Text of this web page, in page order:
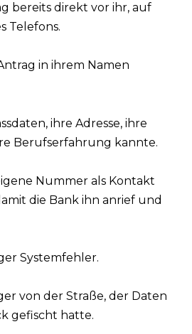
bereits direkt vor ihr, auf
Telefons.
in ihrem Namen
ihre Adresse, ihre
Berufserfahrung kannte.
Nummer als Kontakt
die Bank ihn anrief und
Systemfehler.
von der Straße, der Daten
gefischt hatte.